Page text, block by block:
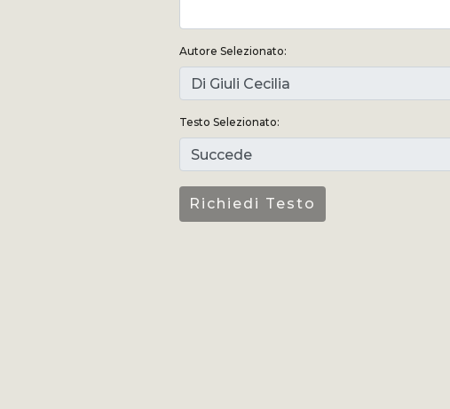
Autore Selezionato:
Testo Selezionato: